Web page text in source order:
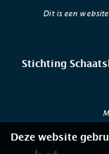
Dit is een
Stichting
Deze website